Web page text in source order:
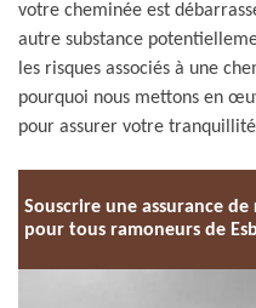
votre cheminée est
autre substance
les risques associés à une
pourquoi nous mettons en
pour assurer votre
Souscrire une assurance
pour tous ramoneurs de